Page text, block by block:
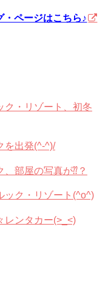
・ページはこちら♪
ク・リゾート、初冬
を出発(^-^)/
部屋の写真が⁇？
ック・リゾート(^o^)
ンタカー(>_<)